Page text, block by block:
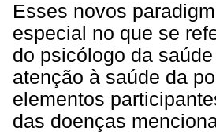
Esses novos
especial no que se
do psicólogo da
atenção à saúde da
elementos
das doenças